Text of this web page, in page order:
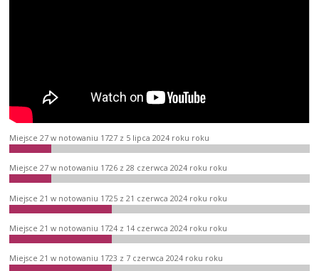
Miejsce 27 w notowaniu 1727 z 5 lipca 2024 roku roku
Miejsce 27 w notowaniu 1726 z 28 czerwca 2024 roku roku
Miejsce 21 w notowaniu 1725 z 21 czerwca 2024 roku roku
Miejsce 21 w notowaniu 1724 z 14 czerwca 2024 roku roku
Miejsce 21 w notowaniu 1723 z 7 czerwca 2024 roku roku